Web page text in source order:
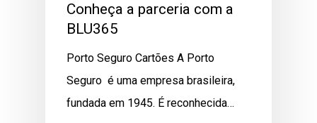
Conheça a parceria com a
BLU365
Porto Seguro Cartões A Porto
Seguro é uma empresa brasileira,
fundada em 1945. É reconhecida…